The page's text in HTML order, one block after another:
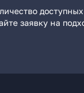
заявку на